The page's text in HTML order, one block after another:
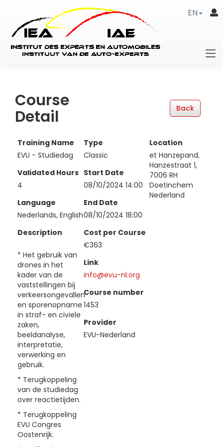
EN
Course
Detail
Training Name
EVU - Studiedag
Validated Hours
4
Language
Nederlands, English
Description
* Het gebruik van
drones in het
kader van de
vaststellingen bij
verkeersongevallen
en sporenopname
in straf- en civiele
zaken,
beeldanalyse,
interpretatie,
verwerking en
gebruik.
* Terugkoppeling
van de studiedag
over reactietijden.
* Terugkoppeling
EVU Congres
Oostenrijk.
Type
Classic
Start Date
08/10/2024 14:00
End Date
08/10/2024 18:00
Cost per Course
€363
Link
info@evu-nl.org
Course number
1453
Provider
EVU-Nederland
Location
et Hanzepand,
Hanzestraat 1,
7006 RH
Doetinchem
Nederland